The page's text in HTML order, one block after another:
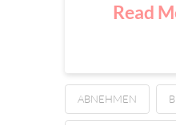
Read
ABNEHMEN